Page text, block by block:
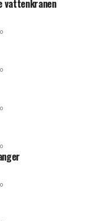
vattenkranen